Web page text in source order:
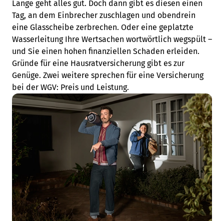
Lange geht alles gut. Doch dann gibt es diesen einen
Tag, an dem Einbrecher zuschlagen und obendrein
eine Glasscheibe zerbrechen. Oder eine geplatzte
Wasserleitung Ihre Wertsachen wortwörtlich wegspült –
und Sie einen hohen finanziellen Schaden erleiden.
Gründe für eine Hausratversicherung gibt es zur
Genüge. Zwei weitere sprechen für eine Versicherung
bei der WGV: Preis und Leistung.